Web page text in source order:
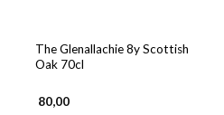
The Glenallachie 8y Scottish
Oak 70cl
80,00